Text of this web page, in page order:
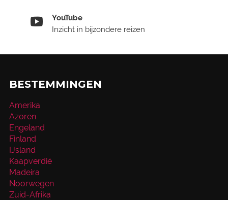
YouTube
Inzicht in bijzondere reizen
BESTEMMINGEN
Amerika
Azoren
Engeland
Finland
IJsland
Kaapverdië
Madeira
Noorwegen
Zuid-Afrika